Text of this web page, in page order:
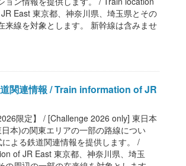
East 東京都、神奈川県、埼玉県とその
来線を対象とします。 新幹線は含みませ
関連情報 / Train information of JR
限定】 / [Challenge 2026 only] 東日本
本)の関東エリアの一部の路線につい
よる鉄道関連情報を提供します。 /
of JR East 東京都、神奈川県、埼玉